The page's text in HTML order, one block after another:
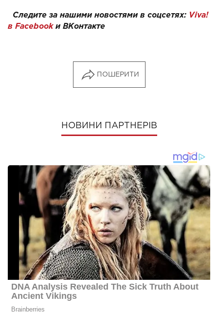
Следите за нашими новостями в соцсетях: Viva!
в Facebookи ВКонтакте
ПОШЕРИТИ
НОВИНИ ПАРТНЕРІВ